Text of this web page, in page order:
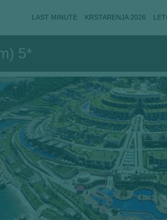
LAST MINUTE KRSTARENJA 2026
5*